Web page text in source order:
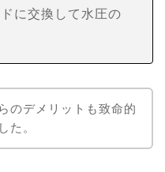
に交換して水圧の
のデメリットも致命的
た。